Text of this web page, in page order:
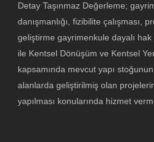
Detay Taşınmaz Değerleme;
danışmanlığı, fizibilite çalışması,
geliştirme gayrimenkule dayalı
ile Kentsel Dönüşüm ve Kentsel
kapsamında mevcut yapı
alanlarda geliştirilmiş olan
yapılması konularında hizmet